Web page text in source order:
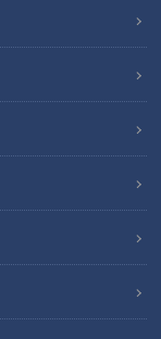
館山昌平さん